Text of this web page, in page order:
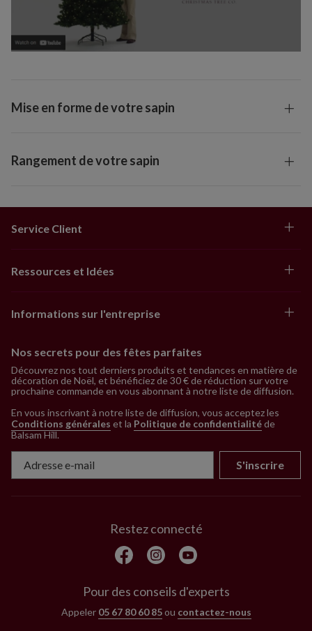
Mise en forme de votre sapin
Rangement de votre sapin
Service Client
Ressources et Idées
Informations sur l'entreprise
Nos secrets pour des fêtes parfaites
Découvrez nos tout derniers produits et tendances en matière de
décoration de Noël, et bénéficiez de 30 € de réduction sur votre
prochaine commande en vous abonnant à notre liste de diffusion.
En vous inscrivant à notre liste de diffusion, vous acceptez les
Conditions générales et la Politique de confidentialitéde
Balsam Hill.
S'inscrire
Restez connecté
Pour des conseils d'experts
Appeler 05 67 80 60 85ou contactez-nous